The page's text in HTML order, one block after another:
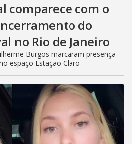
comparece com o
do
no Rio de Janeiro
Burgos marcaram presença
espaço Estação Claro